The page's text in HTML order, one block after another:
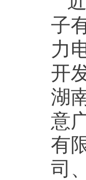
子
力
开
湖
意
有
司